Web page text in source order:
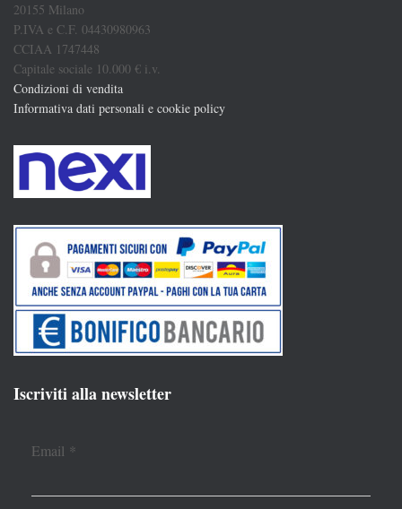
20155 Milano
P.IVA e C.F. 04430980963
CCIAA 1747448
Capitale sociale 10.000 € i.v.
Condizioni di vendita
Informativa dati personali e cookie policy
Iscriviti alla newsletter
Email *